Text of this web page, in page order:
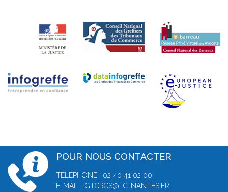
POUR NOUS CONTACTER
TÉLÉPHONE : 02 40 41 02 00
E-MAIL : GTCRCS@TC-NANTES.FR